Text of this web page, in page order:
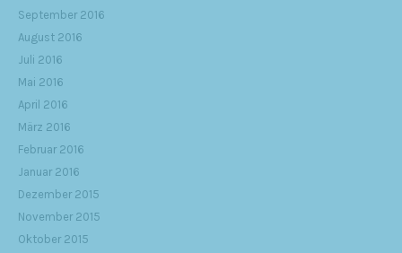
September 2016
August 2016
Juli 2016
Mai 2016
April 2016
März 2016
Februar 2016
Januar 2016
Dezember 2015
November 2015
Oktober 2015